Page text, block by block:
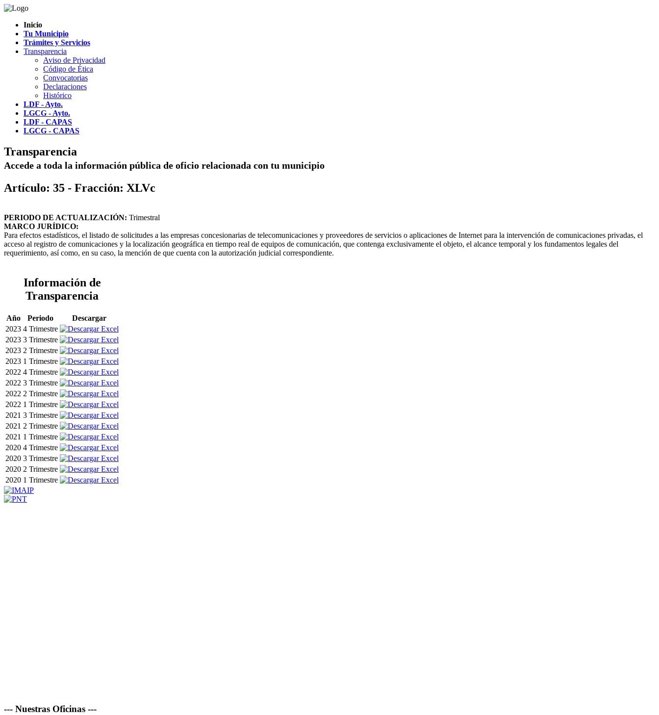
Inicio
Tu Municipio
Trámites y Servicios
Transparencia
Aviso de Privacidad
Código de Ética
Convocatorias
Declaraciones
Histórico
LDF - Ayto.
LGCG - Ayto.
LDF - CAPAS
LGCG - CAPAS
Transparencia
Accede a toda la información pública de oficio relacionada con tu municipio
Artículo: 35 - Fracción: XLVc
PERIODO DE ACTUALIZACIÓN: Trimestral
MARCO JURÍDICO:
Para efectos estadísticos, el listado de solicitudes a las empresas concesionarias de telecomunicaciones y proveedores de servicios o aplicaciones de Internet para la intervención de comunicaciones privadas, el
acceso al registro de comunicaciones y la localización geográfica en tiempo real de equipos de comunicación, que contenga exclusivamente el objeto, el alcance temporal y los fundamentos legales del
requerimiento, así como, en su caso, la mención de que cuenta con la autorización judicial correspondiente.
Información de
Transparencia
Año Periodo
Descargar
2023 4 Trimestre
2023 3 Trimestre
2023 2 Trimestre
2023 1 Trimestre
2022 4 Trimestre
2022 3 Trimestre
2022 2 Trimestre
2022 1 Trimestre
2021 3 Trimestre
2021 2 Trimestre
2021 1 Trimestre
2020 4 Trimestre
2020 3 Trimestre
2020 2 Trimestre
2020 1 Trimestre
--- Nuestras Oficinas ---